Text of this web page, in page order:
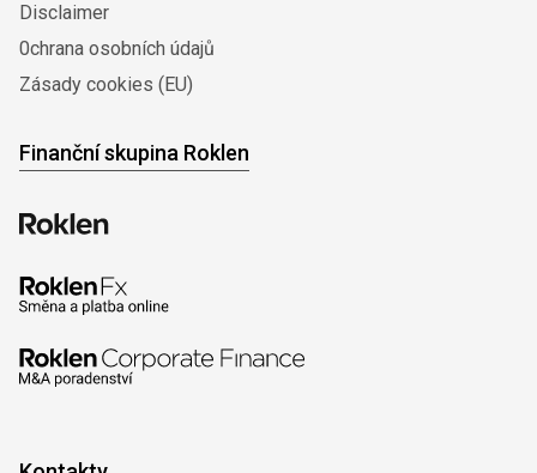
Disclaimer
0chrana osobních údajů
Zásady cookies (EU)
Finanční skupina Roklen